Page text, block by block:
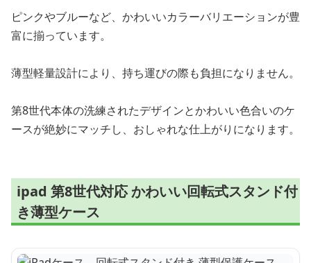
ピンクやブルーなど、かわいいカラーバリエーションが豊
富に揃っています。
薄型軽量設計により、持ち運びの際も負担になりません。
第8世代本体の洗練されたデザインとかわいい色合いのケ
ースが絶妙にマッチし、おしゃれな仕上がりになります。
ipad 第8世代対応 かわいい回転式スタンド付
き薄型ケース